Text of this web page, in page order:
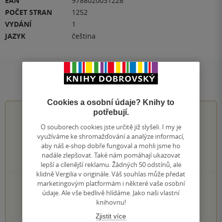
POČET STRAN
1252
VYDÁNÍ
1
JAZYK
čeština
Hodnocení a recenze čtenářů
0.0z5
0hodnocení čtenářů
0×
5 hvězdiček
0×
4 hvězdičky
3 hvězdičky
2 hvězdičky
Cookies a osobní údaje? Knihy to
potřebují.
O souborech cookies jste určitě již slyšeli. I my je
využíváme ke shromažďování a analýze informací,
aby náš e-shop dobře fungoval a mohli jsme ho
nadále zlepšovat. Také nám pomáhají ukazovat
lepší a cílenější reklamu. Žádných 50 odstínů, ale
klidně Vergilia v originále. Váš souhlas může předat
marketingovým platformám i některé vaše osobní
údaje. Ale vše bedlivě hlídáme. Jako naši vlastní
knihovnu!
Zjistit více